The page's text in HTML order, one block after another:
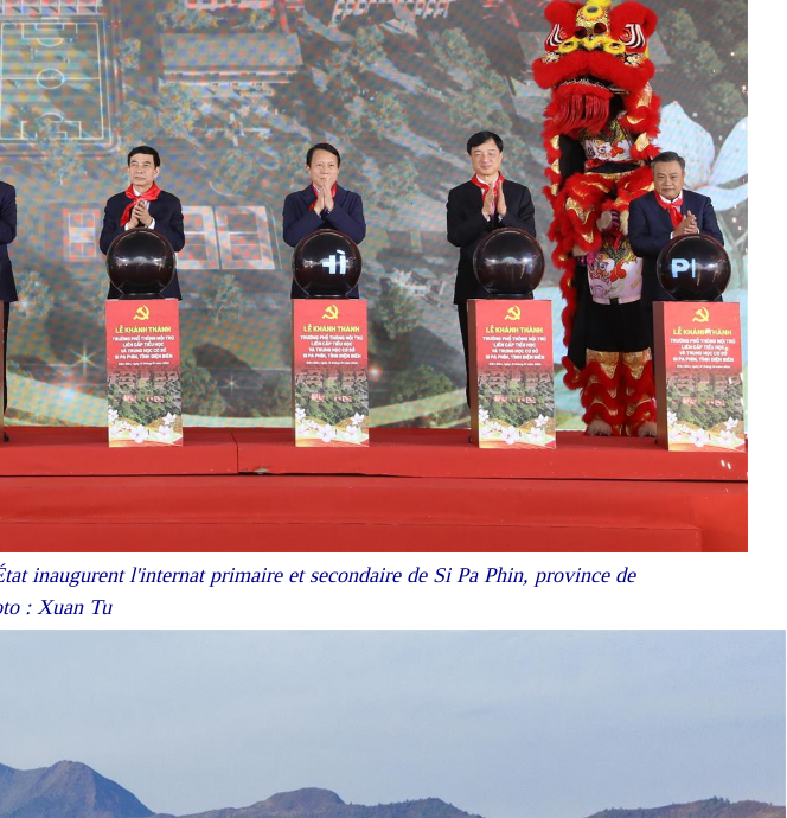
inaugurent l'internat primaire et secondaire de Si Pa Phin, province de
: Xuan Tu